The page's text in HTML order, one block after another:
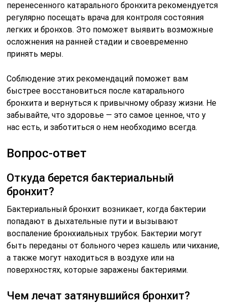
перенесенного катарального бронхита рекомендуется
регулярно посещать врача для контроля состояния
легких и бронхов. Это поможет выявить возможные
осложнения на ранней стадии и своевременно
принять меры.
Соблюдение этих рекомендаций поможет вам
быстрее восстановиться после катарального
бронхита и вернуться к привычному образу жизни. Не
забывайте, что здоровье — это самое ценное, что у
нас есть, и заботиться о нем необходимо всегда.
Вопрос-ответ
Откуда берется бактериальный
бронхит?
Бактериальный бронхит возникает, когда бактерии
попадают в дыхательные пути и вызывают
воспаление бронхиальных трубок. Бактерии могут
быть переданы от больного через кашель или чихание,
а также могут находиться в воздухе или на
поверхностях, которые заражены бактериями.
Чем лечат затянувшийся бронхит?